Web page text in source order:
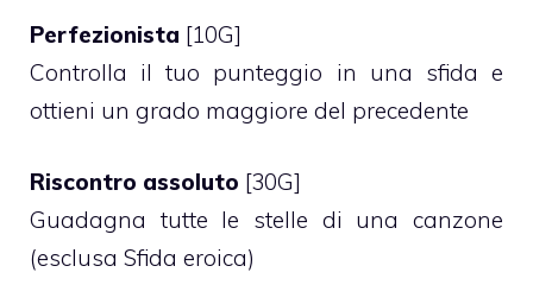
Perfezionista [10G]
Controlla il tuo punteggio in una sfida e
ottieni un grado maggiore del precedente
Riscontro assoluto [30G]
Guadagna tutte le stelle di una canzone
(esclusa Sfida eroica)